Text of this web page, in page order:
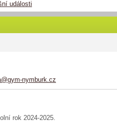
události
nymburk.cz
rok 2024-2025.